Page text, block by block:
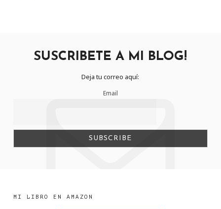
SUSCRIBETE A MI BLOG!
Deja tu correo aquí:
Email
MI LIBRO EN AMAZON